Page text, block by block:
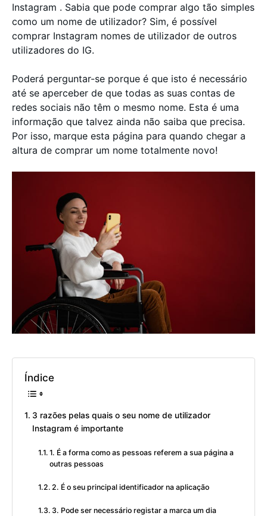
Instagram . Sabia que pode comprar algo tão simples
como um nome de utilizador? Sim, é possível
comprar Instagram nomes de utilizador de outros
utilizadores do IG.
Poderá perguntar-se porque é que isto é necessário
até se aperceber de que todas as suas contas de
redes sociais não têm o mesmo nome. Esta é uma
informação que talvez ainda não saiba que precisa.
Por isso, marque esta página para quando chegar a
altura de comprar um nome totalmente novo!
Índice
3 razões pelas quais o seu nome de utilizador
Instagram é importante
1. É a forma como as pessoas referem a sua página a
outras pessoas
2. É o seu principal identificador na aplicação
3. Pode ser necessário registar a marca um dia